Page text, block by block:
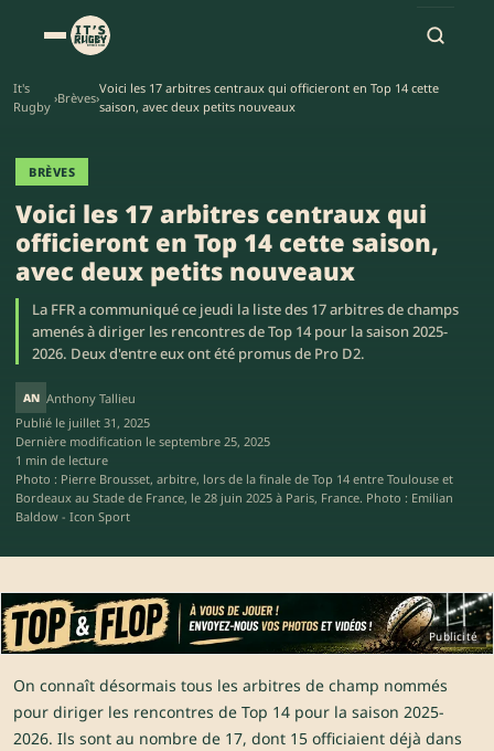
It's
Rugby
›Brèves›
Voici les 17 arbitres centraux qui officieront en Top 14 cette
saison, avec deux petits nouveaux
BRÈVES
Voici les 17 arbitres centraux qui
officieront en Top 14 cette saison,
avec deux petits nouveaux
La FFR a communiqué ce jeudi la liste des 17 arbitres de champs
amenés à diriger les rencontres de Top 14 pour la saison 2025-
2026. Deux d'entre eux ont été promus de Pro D2.
AN Anthony Tallieu
Publié le juillet 31, 2025
Dernière modification le septembre 25, 2025
1 min de lecture
Photo : Pierre Brousset, arbitre, lors de la finale de Top 14 entre Toulouse et
Bordeaux au Stade de France, le 28 juin 2025 à Paris, France. Photo : Emilian
Baldow - Icon Sport
Publicité
On connaît désormais tous les arbitres de champ nommés
pour diriger les rencontres de Top 14 pour la saison 2025-
2026. Ils sont au nombre de 17, dont 15 officiaient déjà dans